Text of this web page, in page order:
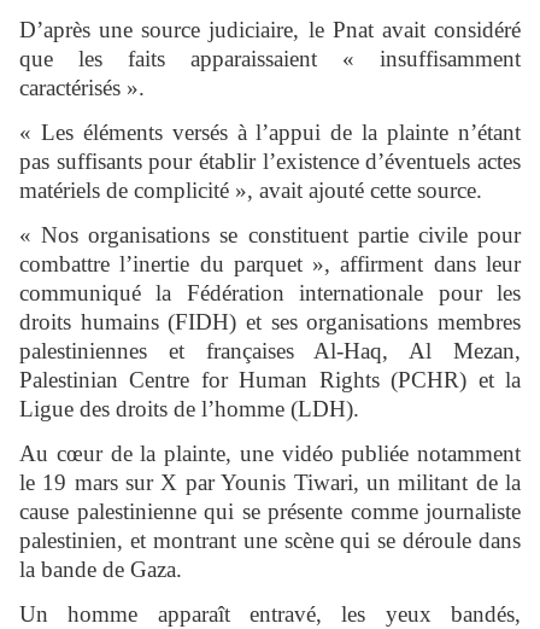
D’après une source judiciaire, le Pnat avait considéré
que les faits apparaissaient « insuffisamment
caractérisés ».
« Les éléments versés à l’appui de la plainte n’étant
pas suffisants pour établir l’existence d’éventuels actes
matériels de complicité », avait ajouté cette source.
« Nos organisations se constituent partie civile pour
combattre l’inertie du parquet », affirment dans leur
communiqué la Fédération internationale pour les
droits humains (FIDH) et ses organisations membres
palestiniennes et françaises Al-Haq, Al Mezan,
Palestinian Centre for Human Rights (PCHR) et la
Ligue des droits de l’homme (LDH).
Au cœur de la plainte, une vidéo publiée notamment
le 19 mars sur X par Younis Tiwari, un militant de la
cause palestinienne qui se présente comme journaliste
palestinien, et montrant une scène qui se déroule dans
la bande de Gaza.
Un homme apparaît entravé, les yeux bandés,